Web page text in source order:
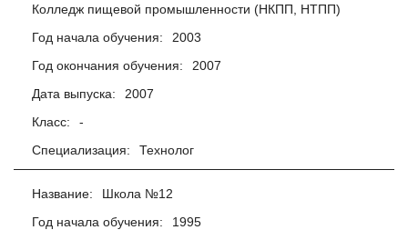
Колледж пищевой промышленности (НКПП, НТПП)
Год начала обучения:
2003
Год окончания обучения:
2007
Дата выпуска:
2007
Класс:
-
Специализация:
Технолог
Название:
Школа №12
Год начала обучения:
1995